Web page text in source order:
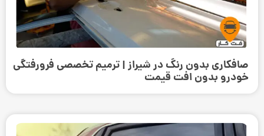
صافکاری بدون رنگ در شیراز | ترمیم تخصصی فرورفتگی
خودرو بدون افت قیمت